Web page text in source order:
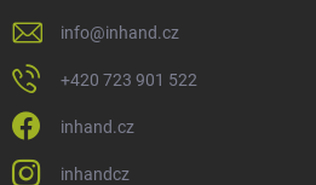
info@inhand.cz
+420 723 901 522
inhand.cz
inhandcz